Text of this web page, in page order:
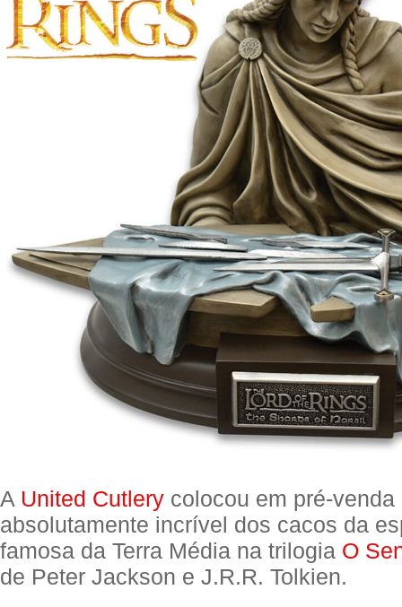
A United Cutlery colocou em pré-
absolutamente incrível dos cacos da
famosa da Terra Média na trilogia O
de Peter Jackson e J.R.R. Tolkien.